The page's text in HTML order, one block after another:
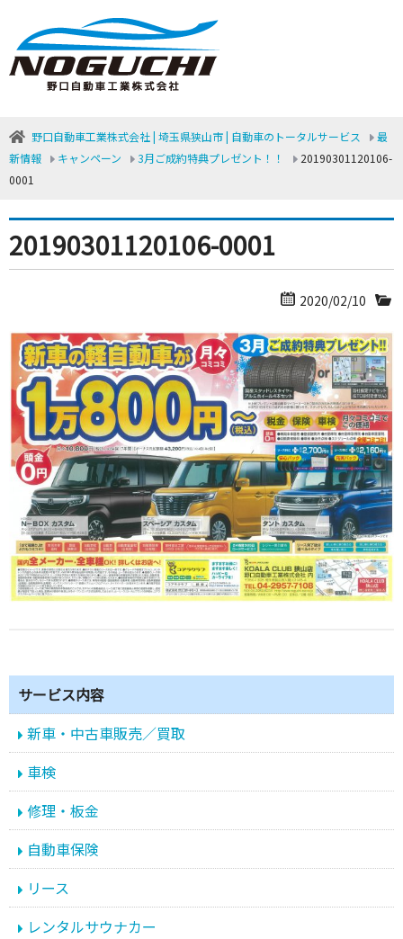
野口自動車工業株式会社 | 埼玉県狭山市 | 自動車のトータルサービス
最
新情報
キャンペーン 3月ご成約特典プレゼント！！
20190301120106-
0001
20190301120106-0001
2020/02/10
サービス内容
新車・中古車販売／買取
車検
修理・板金
自動車保険
リース
レンタルサウナカー